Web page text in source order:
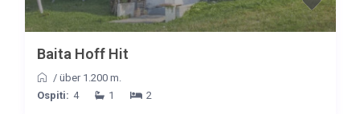
Baita Hoff Hit
/ über 1.200 m.
Ospiti: 4 1 2